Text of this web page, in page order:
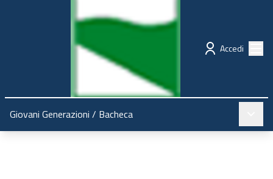
Regione Emilia-Romagna Partecipazione
Accedi
Giovani Generazioni / Bacheca